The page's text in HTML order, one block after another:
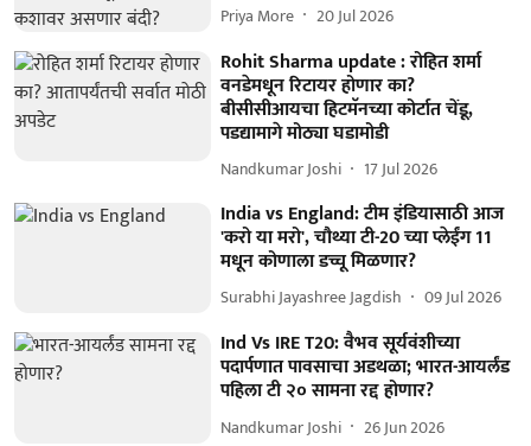
Priya More 20 Jul 2026
Rohit Sharma update : रोहित शर्मा
वनडेमधून रिटायर होणार का?
बीसीसीआयचा हिटमॅनच्या कोर्टात चेंडू,
पडद्यामागे मोठ्या घडामोडी
Nandkumar Joshi 17 Jul 2026
India vs England: टीम इंडियासाठी आज
'करो या मरो', चौथ्या टी-20 च्या प्लेईंग 11
मधून कोणाला डच्चू मिळणार?
Surabhi Jayashree Jagdish 09 Jul 2026
Ind Vs IRE T20: वैभव सूर्यवंशीच्या
पदार्पणात पावसाचा अडथळा; भारत-आयर्लंड
पहिला टी २० सामना रद्द होणार?
Nandkumar Joshi 26 Jun 2026